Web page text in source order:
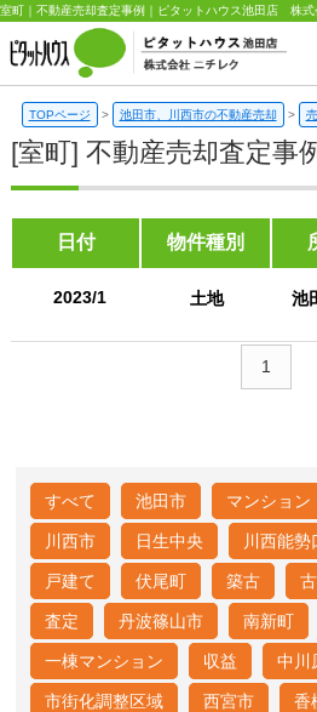
TOPページ > 池田市、川西市の不動産売却 >
[室町] 不動産売却査定事
日付 物件種別
2023/1 土地 池
1
すべて 池田市 マンション
川西市 日生中央 川西能勢
戸建て 伏尾町 築古
査定 丹波篠山市 南新町
一棟マンション 収益 中川
市街化調整区域 西宮市 香